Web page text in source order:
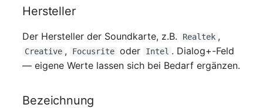
Patchfeld
Hersteller
Der Hersteller der Soundkarte, z.B. Realtek ,
Creative , Focusrite oder Intel . Dialog+-Feld
— eigene Werte lassen sich bei Bedarf ergänzen.
Bezeichnung